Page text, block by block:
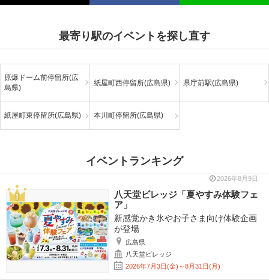
最寄り駅のイベントを探し直す
原爆ドーム前停留所(広
島県)
紙屋町西停留所(広島県) 県庁前駅(広島県)
紙屋町東停留所(広島県) 本川町停留所(広島県)
イベントランキング
2026年8月9日
八天堂ビレッジ「夏やすみ体験フェ
ア」
新感覚かき氷やお子さま向け体験企画
が登場
広島県
八天堂ビレッジ
2026年7月3日(金)～8月31日(月)